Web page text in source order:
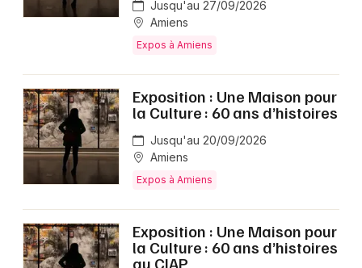
Jusqu'au 27/09/2026
Amiens
Expos à Amiens
Exposition : Une Maison pour
la Culture : 60 ans d’histoires
Jusqu'au 20/09/2026
Amiens
Expos à Amiens
Exposition : Une Maison pour
la Culture : 60 ans d’histoires
au CIAP